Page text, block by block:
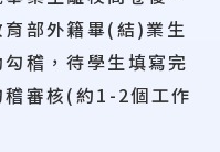
部外籍畢(結)業生
稽，待學生填寫完
稽審核(約1-2個工作